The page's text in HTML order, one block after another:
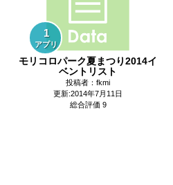
1
アプリ
モリコロパーク夏まつり2014イ
ベントリスト
投稿者：fkmi
更新:2014年7月11日
総合評価 9